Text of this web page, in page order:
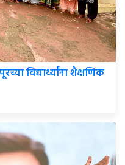
विद्यार्थ्यांना शैक्षणिक